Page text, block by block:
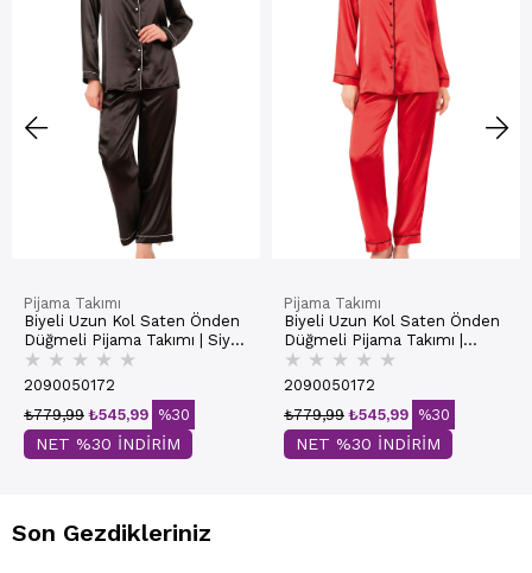
Pijama Takımı
Biyeli Uzun Kol Saten Önden
Düğmeli Pijama Takımı | Siyah
7647
★ ★ ★ ★ ★
2090050172
₺545,99
₺779,99 %30
NET %30 İNDİRİM
Pijama Takımı
Biyeli Uzun Kol Saten Önden
Düğmeli Pijama Takımı |
Kırmızı 7647
★ ★ ★ ★ ★
2090050172
₺545,99
₺779,99 %30
NET %30 İNDİRİM
Son Gezdikleriniz